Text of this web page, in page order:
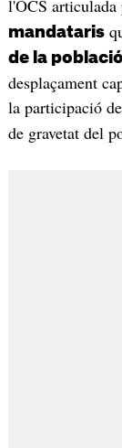
l'OCS
mandataris
de la
desplaçament
la participació de
de gravetat del